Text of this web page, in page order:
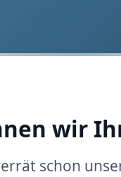
wir
schon